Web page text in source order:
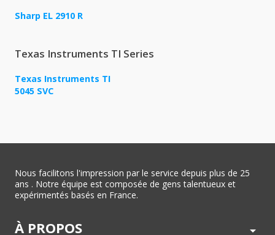
Sharp EL 2910 R
Texas Instruments TI Series
Texas Instruments TI
5045 SVC
Nous facilitons l'impression par le service depuis plus de 25
ans . Notre équipe est composée de gens talentueux et
expérimentés basés en France.
À PROPOS arrow_drop_down